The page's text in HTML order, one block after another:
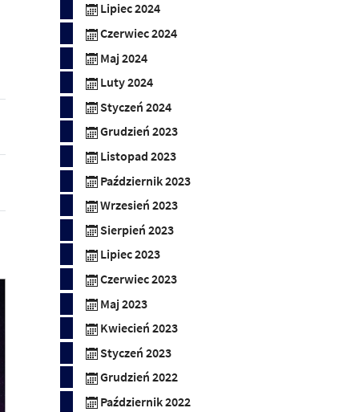
Lipiec 2024
Czerwiec 2024
Maj 2024
Luty 2024
Styczeń 2024
Grudzień 2023
Listopad 2023
Październik 2023
Wrzesień 2023
Sierpień 2023
Lipiec 2023
Czerwiec 2023
Maj 2023
Kwiecień 2023
Styczeń 2023
Grudzień 2022
Październik 2022